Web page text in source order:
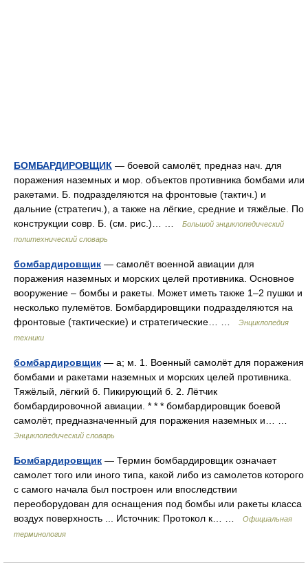
БОМБАРДИРОВЩИК — боевой самолёт, предназ нач. для
поражения наземных и мор. объектов противника бомбами или
ракетами. Б. подразделяются на фронтовые (тактич.) и
дальние (стратегич.), а также на лёгкие, средние и тяжёлые. По
конструкции совр. Б. (см. рис.)… …
Большой энциклопедический
политехнический словарь
бомбардировщик — самолёт военной авиации для
поражения наземных и морских целей противника. Основное
вооружение – бомбы и ракеты. Может иметь также 1–2 пушки и
несколько пулемётов. Бомбардировщики подразделяются на
фронтовые (тактические) и стратегические… …
Энциклопедия
техники
бомбардировщик — а; м. 1. Военный самолёт для поражения
бомбами и ракетами наземных и морских целей противника.
Тяжёлый, лёгкий б. Пикирующий б. 2. Лётчик
бомбардировочной авиации. * * * бомбардировщик боевой
самолёт, предназначенный для поражения наземных и… …
Энциклопедический словарь
Бомбардировщик — Термин бомбардировщик означает
самолет того или иного типа, какой либо из самолетов которого
с самого начала был построен или впоследствии
переоборудован для оснащения под бомбы или ракеты класса
воздух поверхность ... Источник: Протокол к… …
Официальная
терминология